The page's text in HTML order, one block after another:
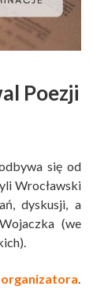
Poezji
się od
Wrocławski
dyskusji, a
(we
.